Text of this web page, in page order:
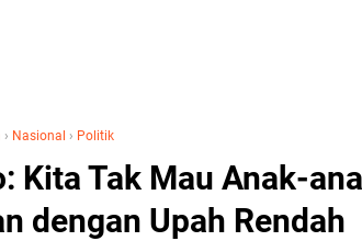
› Nasional › Politik
Kita Tak Mau Anak-
dengan Upah Rendah